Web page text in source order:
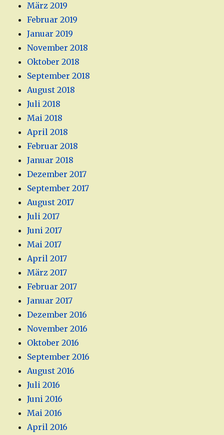
März 2019
Februar 2019
Januar 2019
November 2018
Oktober 2018
September 2018
August 2018
Juli 2018
Mai 2018
April 2018
Februar 2018
Januar 2018
Dezember 2017
September 2017
August 2017
Juli 2017
Juni 2017
Mai 2017
April 2017
März 2017
Februar 2017
Januar 2017
Dezember 2016
November 2016
Oktober 2016
September 2016
August 2016
Juli 2016
Juni 2016
Mai 2016
April 2016